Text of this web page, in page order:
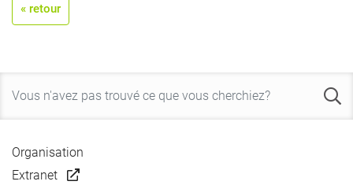
« retour
Organisation
Extranet